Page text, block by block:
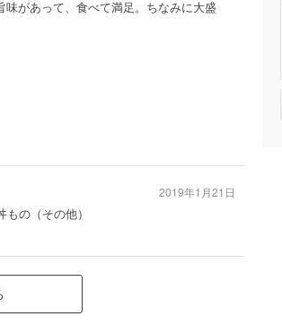
があって、食べて満足。ちなみに大盛
の（その他）
2019年1月21日